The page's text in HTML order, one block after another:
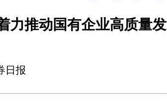
力推动国有企业高质量发
日报